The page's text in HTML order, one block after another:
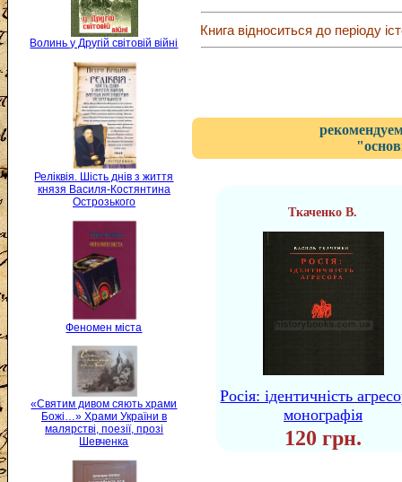
Волинь у Другій світовій війні
Реліквія. Шість днів з життя
князя Василя-Костянтина
Острозького
Феномен міста
«Святим дивом сяють храми
Божі…» Храми України в
малярстві, поезії, прозі
Шевченка
Книга відноситься до періоду
Ткаченко В.
Росія: ідентичність
монографія
120 грн.